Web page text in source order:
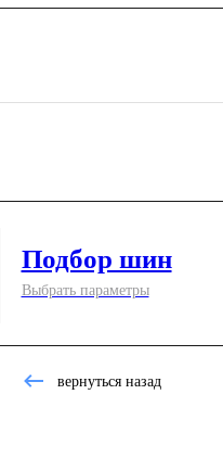
Подбор шин
Выбрать параметры
вернуться назад